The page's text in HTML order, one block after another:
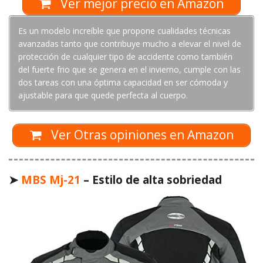
Ver mejor precio en Amazon
Es un modelo increíble que propone cualidades técnicas
avanzadas tanto que contribuye mucho a elevar el nivel de
protección de cualquier tipo de accidente como también
del fuerte frio que se genera en el invierno, cumple con las
dos tareas con una óptima capacidad en ser cómoda y
ajustable para que quede perfecta al cuerpo.
Ver Otras opiniones en Amazon
➤ MBS Mj-21 – Estilo de alta sobriedad